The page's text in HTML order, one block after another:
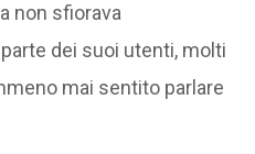
non sfiorava
dei suoi utenti, molti
mai sentito parlare